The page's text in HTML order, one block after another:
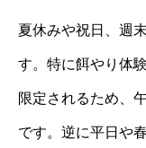
夏休みや祝日、週
す。特に餌やり体
限定されるため、
です。逆に平日や